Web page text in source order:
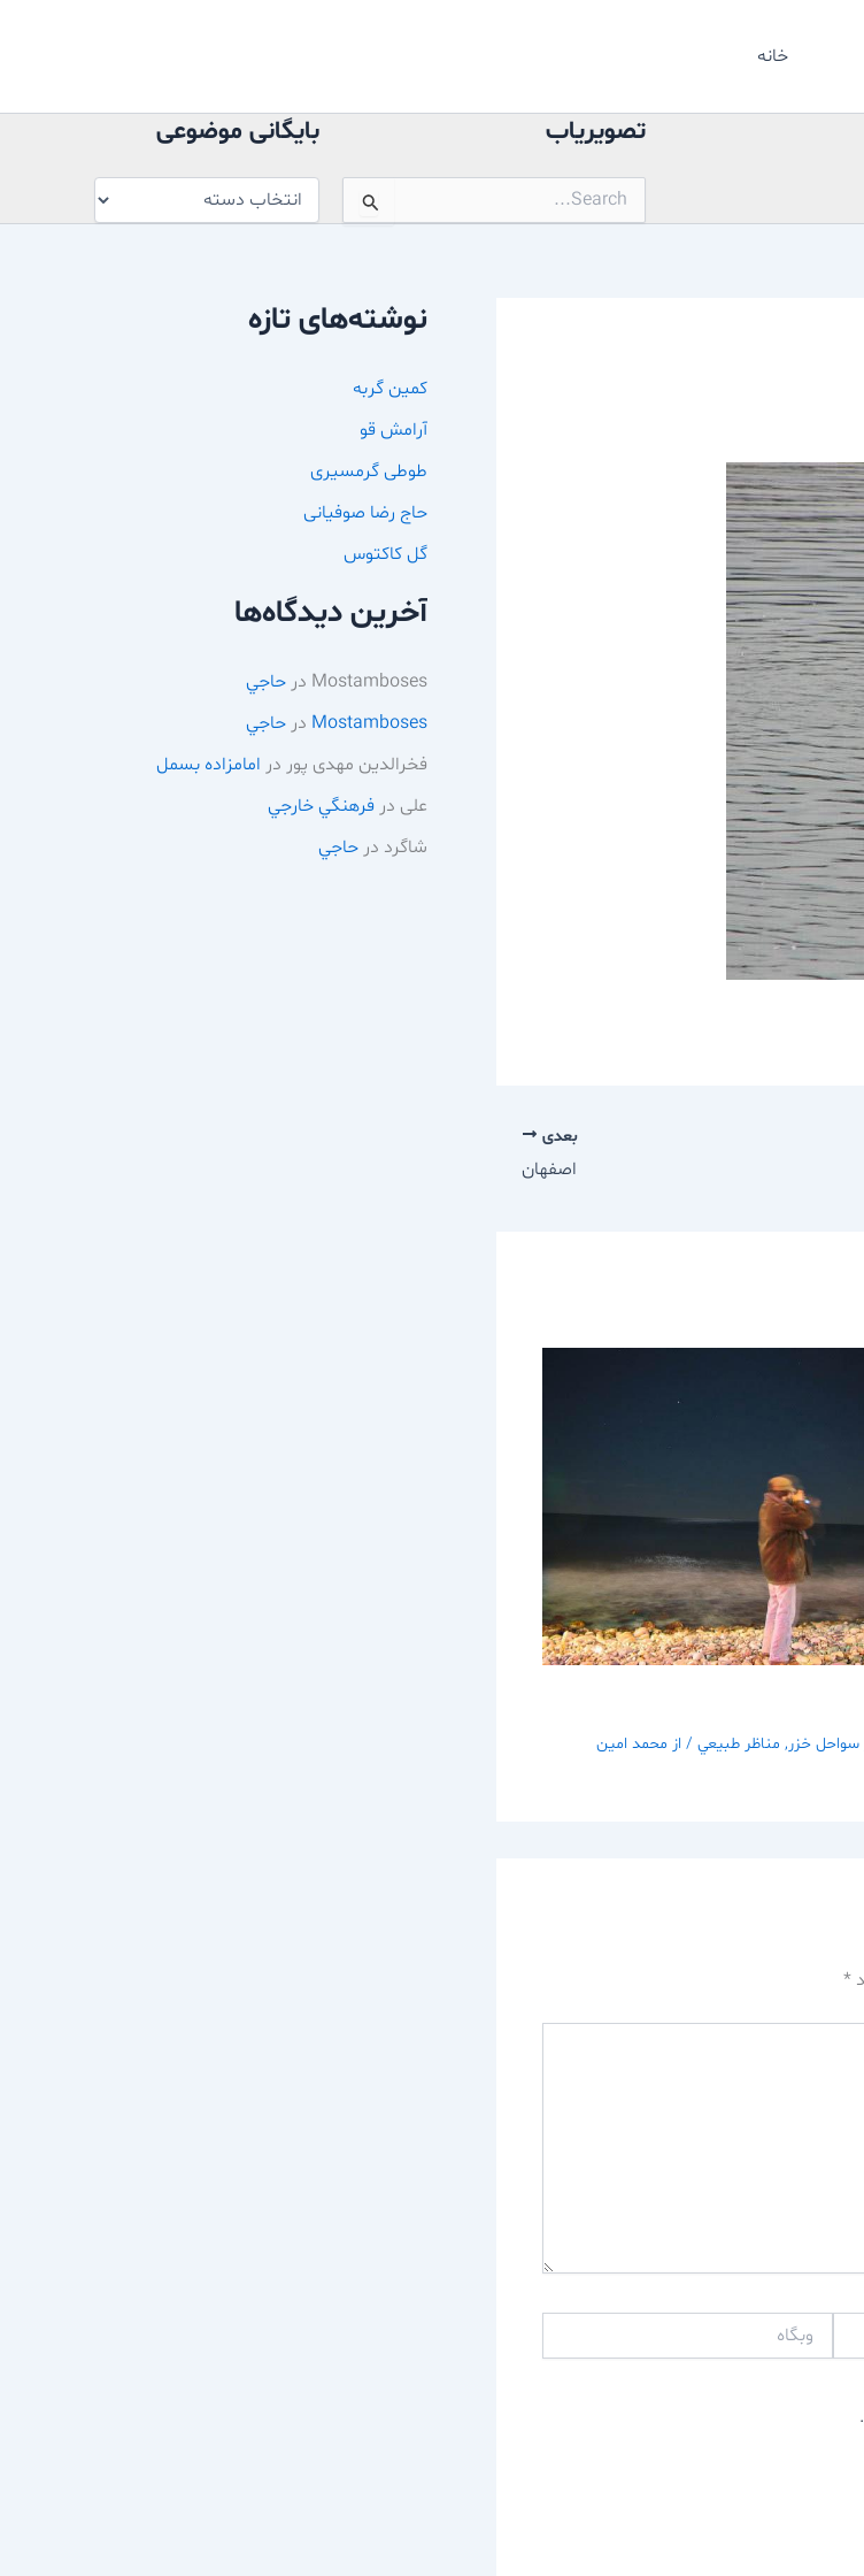
خانه
تصویریاب
جستجو
برای:
بایگانی موضوعی
بعدی
اصفهان
خزر, مناظر طبيعي / از محمد امین
*
نوشته‌های تازه
کمین گربه
آرامش قو
طوطی گرمسیری
حاج رضا صوفیانی
گل کاکتوس
آخرین دیدگاه‌ها
Mostamboses در حاجي
Mostamboses در حاجي
فخرالدین مهدی پور در امامزاده بسمل
علی در فرهنگي خارجي
شاگرد در حاجي